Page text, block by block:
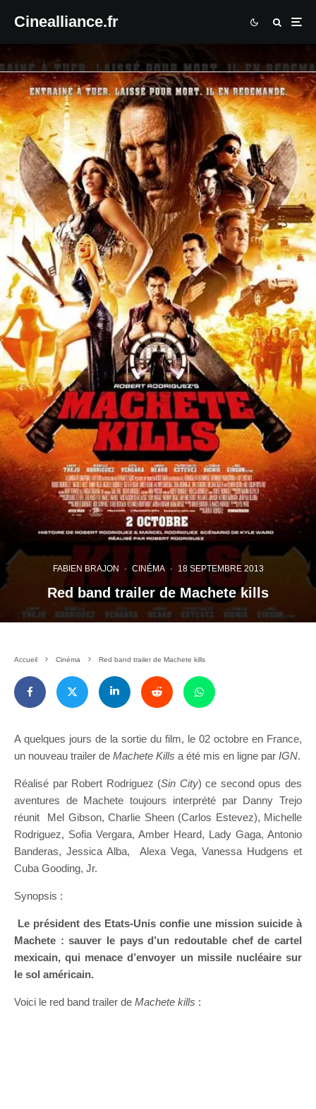
Cinealliance.fr
FABIEN BRAJON · CINÉMA · 18 SEPTEMBRE 2013
Red band trailer de Machete kills
Accueil Cinéma Red band trailer de Machete kills
A quelques jours de la sortie du film, le 02 octobre en France,
un nouveau trailer de Machete Kills a été mis en ligne par IGN.
Réalisé par Robert Rodriguez (Sin City) ce second opus des
aventures de Machete toujours interprété par Danny Trejo
réunit Mel Gibson, Charlie Sheen (Carlos Estevez), Michelle
Rodriguez, Sofia Vergara, Amber Heard, Lady Gaga, Antonio
Banderas, Jessica Alba, Alexa Vega, Vanessa Hudgens et
Cuba Gooding, Jr.
Synopsis :
Le président des Etats-Unis confie une mission suicide à
Machete : sauver le pays d’un redoutable chef de cartel
mexicain, qui menace d’envoyer un missile nucléaire sur
le sol américain.
Voici le red band trailer de Machete kills :